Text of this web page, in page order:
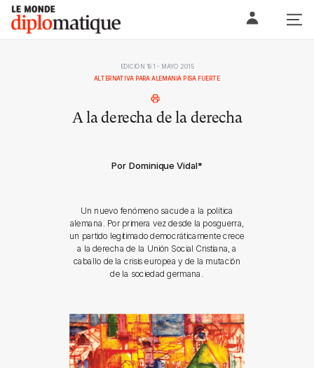
Skip
content
Le monde diplomatique
EDICIÓN 191 - MAYO 2015
ALTERNATIVA PARA ALEMANIA PISA FUERTE
A la derecha de la derecha
Por Dominique Vidal*
Un nuevo fenómeno sacude a la política
alemana. Por primera vez desde la posguerra,
un partido legitimado democráticamente crece
a la derecha de la Unión Social Cristiana, a
caballo de la crisis europea y de la mutación
de la sociedad germana.